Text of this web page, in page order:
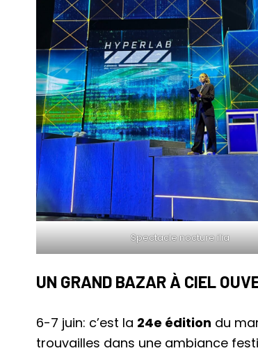
Spectacle nocture ilia
UN GRAND BAZAR À CIEL
6-7 juin: c’est la 24e édition du
trouvailles dans une ambiance